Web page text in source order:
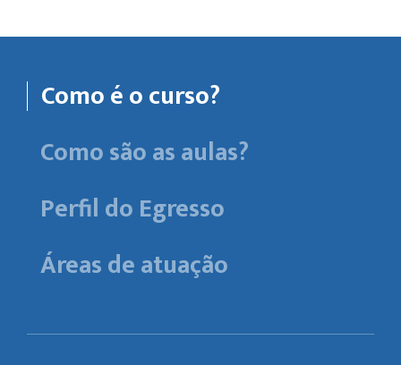
Como é o curso?
Como são as aulas?
Perfil do Egresso
Áreas de atuação